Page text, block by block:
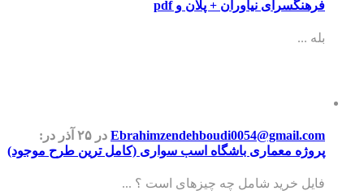
فرهنگسرای نیاوران + پلان و pdf
بله ...
Ebrahimzendehboudi0054@gmail.com در ۲۵ آذر
در:
پروژه معماری باشگاه اسب سواری (کامل ترین طرح موجود)
فایل خرید شامل چه چیزهای است ؟ ...